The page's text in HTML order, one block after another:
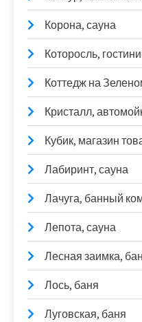
Корона, сауна
Которосль,
Коттедж на
Кристалл,
Кубик, магазин
Лабиринт, сауна
Лачуга, банный
Лепота, сауна
Лесная заимка,
Лось, баня
Луговская, баня